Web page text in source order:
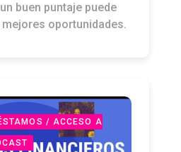
buen puntaje puede
oportunidades.
/ ACCESO A